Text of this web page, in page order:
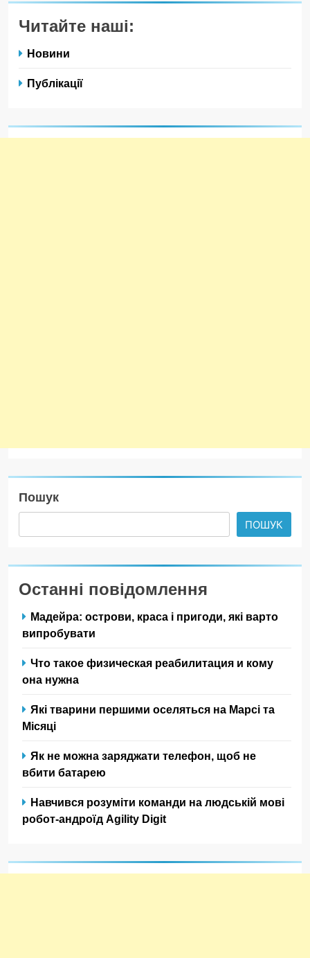
Читайте наші:
Новини
Публікації
Пошук
ПОШУК
Останні повідомлення
Мадейра: острови, краса і пригоди, які варто
випробувати
Что такое физическая реабилитация и кому
она нужна
Які тварини першими оселяться на Марсі та
Місяці
Як не можна заряджати телефон, щоб не
вбити батарею
Навчився розуміти команди на людській мові
робот-андроїд Agility Digit